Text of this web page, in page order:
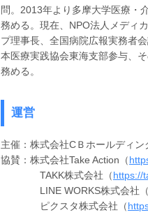
問。2013年より多摩大学医療・
務める。現在、NPO法人メディ
プ理事長、全国病院広報実務者
本医療実践協会東海支部参与、
務める。
運営
主催： 株式会社CＢホールディン
協賛：株式会社Take Action（
TAKK株式会社（https://
LINE WORKS株式会社
ピクスタ株式会社（